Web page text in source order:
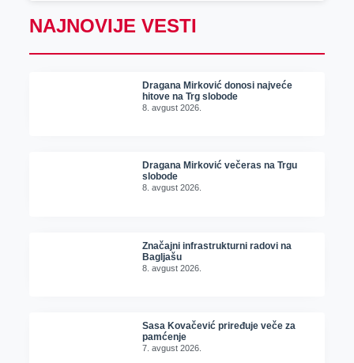
NAJNOVIJE VESTI
Dragana Mirković donosi najveće
hitove na Trg slobode
8. avgust 2026.
Dragana Mirković večeras na Trgu
slobode
8. avgust 2026.
Značajni infrastrukturni radovi na
Bagljašu
8. avgust 2026.
Sasa Kovačević priređuje veče za
pamćenje
7. avgust 2026.